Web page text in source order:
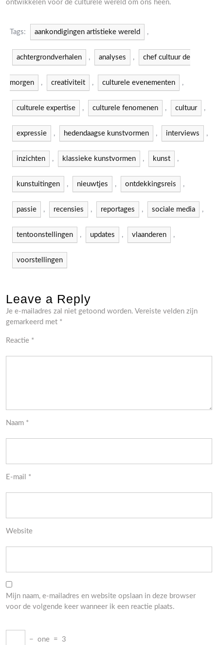
ontwikkelen voor de culturele wereld om ons heen.
Tags: aankondigingen artistieke wereld ,
achtergrondverhalen , analyses , chef cultuur de
morgen , creativiteit , culturele evenementen ,
culturele expertise , culturele fenomenen , cultuur ,
expressie , hedendaagse kunstvormen , interviews ,
inzichten , klassieke kunstvormen , kunst ,
kunstuitingen , nieuwtjes , ontdekkingsreis ,
passie , recensies , reportages , sociale media ,
tentoonstellingen , updates , vlaanderen ,
voorstellingen
Leave a Reply
Je e-mailadres zal niet getoond worden. Vereiste velden zijn
gemarkeerd met *
Reactie *
Naam *
E-mail *
Website
Mijn naam, e-mailadres en website opslaan in deze browser
voor de volgende keer wanneer ik een reactie plaats.
− one = 3